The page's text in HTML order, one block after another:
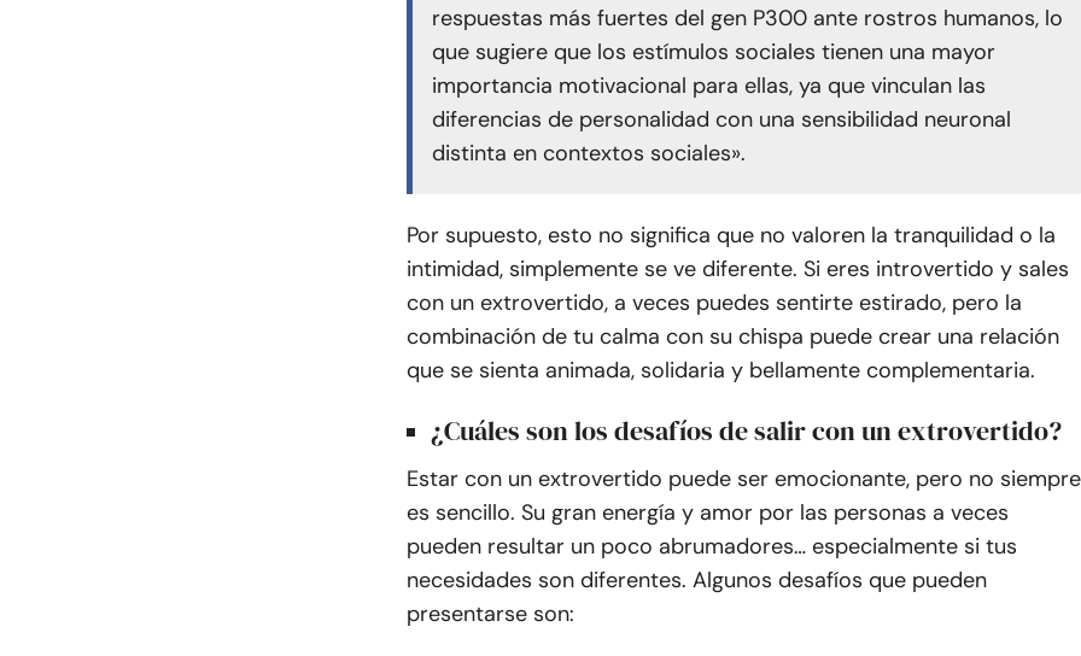
respuestas más fuertes del gen P300 ante rostros humanos, lo
que sugiere que los estímulos sociales tienen una mayor
importancia motivacional para ellas, ya que vinculan las
diferencias de personalidad con una sensibilidad neuronal
distinta en contextos sociales».
Por supuesto, esto no significa que no valoren la tranquilidad o la
intimidad, simplemente se ve diferente. Si eres introvertido y sales
con un extrovertido, a veces puedes sentirte estirado, pero la
combinación de tu calma con su chispa puede crear una relación
que se sienta animada, solidaria y bellamente complementaria.
¿Cuáles son los desafíos de salir con un extrovertido?
Estar con un extrovertido puede ser emocionante, pero no siempre
es sencillo. Su gran energía y amor por las personas a veces
pueden resultar un poco abrumadores… especialmente si tus
necesidades son diferentes. Algunos desafíos que pueden
presentarse son: